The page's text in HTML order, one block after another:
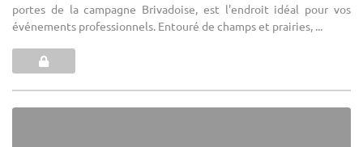
portes de la campagne Brivadoise, est l'endroit idéal pour vos
événements professionnels. Entouré de champs et prairies, ...